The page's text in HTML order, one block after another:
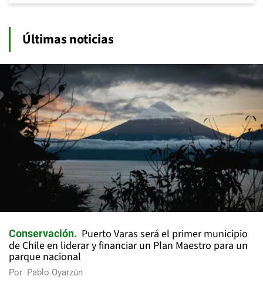
Últimas noticias
Conservación
Puerto Varas será el primer municipio
de Chile en liderar y financiar un Plan Maestro para un
parque nacional
Por Pablo Oyarzún